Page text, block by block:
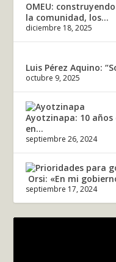
OMEU:
la comunidad, los...
diciembre 18, 2025
Luis Pérez Aquino:
octubre 9, 2025
Ayotzinapa: 10
en...
septiembre 26, 2024
Orsi: «En mi
septiembre 17, 2024